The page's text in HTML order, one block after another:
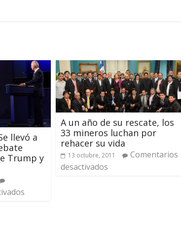
llevó a
Trump y
A un año de su rescate, los
33 mineros luchan por
rehacer su vida
13 octubre, 2011
Comentarios
desactivados